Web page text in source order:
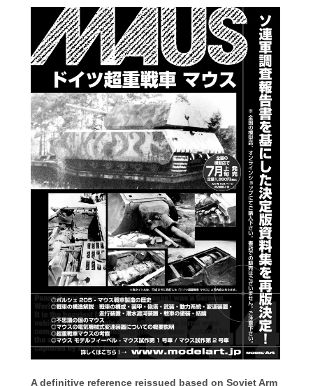
A definitive reference reissued based on Soviet Arm